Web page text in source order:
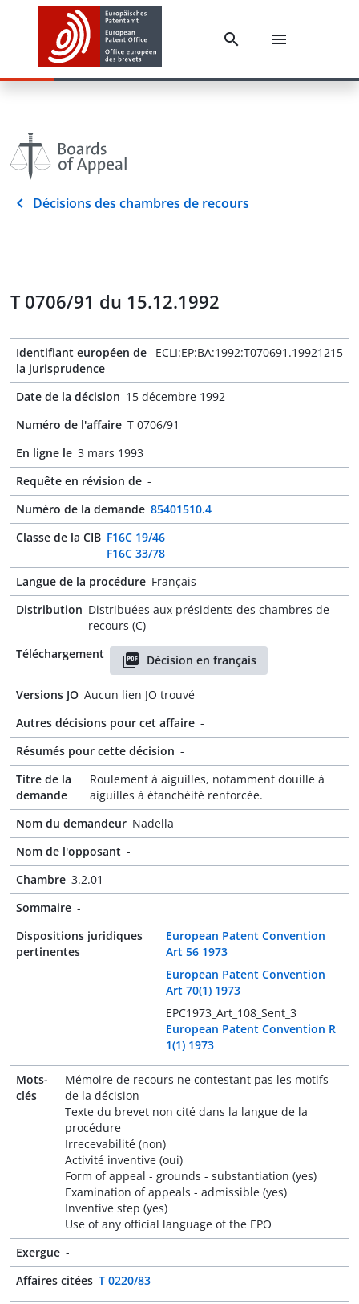
Décisions des chambres de recours
T 0706/91 du 15.12.1992
Identifiant européen de
la jurisprudence
ECLI:EP:BA:1992:T070691.19921215
Date de la décision 15 décembre 1992
Numéro de l'affaire T 0706/91
En ligne le 3 mars 1993
Requête en révision de -
Numéro de la demande 85401510.4
Classe de la CIB F16C 19/46
F16C 33/78
Langue de la procédure Français
Distribution Distribuées aux présidents des chambres de
recours (C)
Téléchargement
Décision en français
Versions JO Aucun lien JO trouvé
Autres décisions pour cet affaire -
Résumés pour cette décision -
Titre de la
demande
Roulement à aiguilles, notamment douille à
aiguilles à étanchéité renforcée.
Nom du demandeur Nadella
Nom de l'opposant -
Chambre 3.2.01
Sommaire -
Dispositions juridiques
pertinentes
European Patent Convention
Art 56 1973
European Patent Convention
Art 70(1) 1973
EPC1973_Art_108_Sent_3
European Patent Convention R
1(1) 1973
Mots-
clés
Mémoire de recours ne contestant pas les motifs
de la décision
Texte du brevet non cité dans la langue de la
procédure
Irrecevabilité (non)
Activité inventive (oui)
Form of appeal - grounds - substantiation (yes)
Examination of appeals - admissible (yes)
Inventive step (yes)
Use of any official language of the EPO
Exergue -
Affaires citées T 0220/83